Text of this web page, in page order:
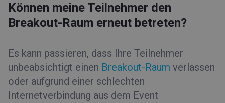
Können meine Teilnehmer den
Breakout-Raum erneut betreten?
Es kann passieren, dass Ihre Teilnehmer
unbeabsichtigt einen Breakout-Raum verlassen
oder aufgrund einer schlechten
Internetverbindung aus dem Event